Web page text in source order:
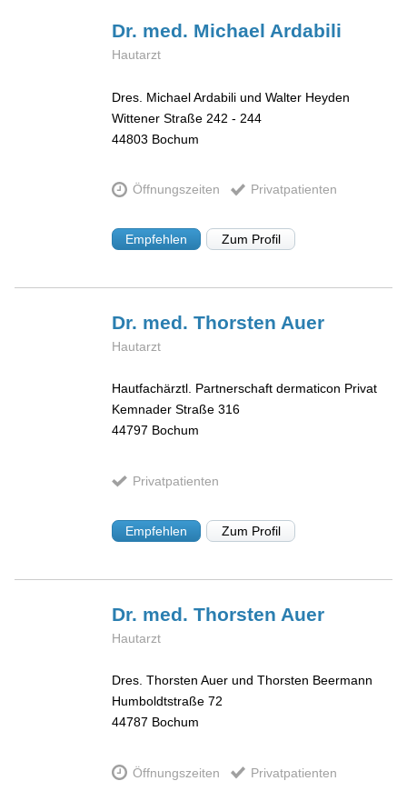
Dr. med. Michael Ardabili
Hautarzt
Dres. Michael Ardabili und Walter Heyden
Wittener Straße 242 - 244
44803 Bochum
Öffnungszeiten Privatpatienten
Empfehlen Zum Profil
Dr. med. Thorsten Auer
Hautarzt
Hautfachärztl. Partnerschaft dermaticon Privat
Kemnader Straße 316
44797 Bochum
Privatpatienten
Empfehlen Zum Profil
Dr. med. Thorsten Auer
Hautarzt
Dres. Thorsten Auer und Thorsten Beermann
Humboldtstraße 72
44787 Bochum
Öffnungszeiten Privatpatienten